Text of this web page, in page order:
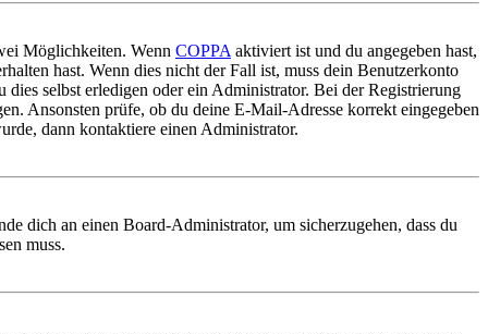
Möglichkeiten. Wenn COPPA aktiviert ist und du angegeben hast,
hast. Wenn dies nicht der Fall ist, muss dein Benutzerkonto
selbst erledigen oder ein Administrator. Bei der Registrierung
Ansonsten prüfe, ob du deine E-Mail-Adresse korrekt eingegeben
dann kontaktiere einen Administrator.
dich an einen Board-Administrator, um sicherzugehen, dass du
muss.